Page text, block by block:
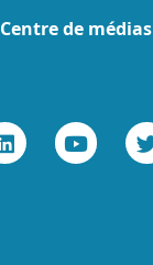
Centre de médias